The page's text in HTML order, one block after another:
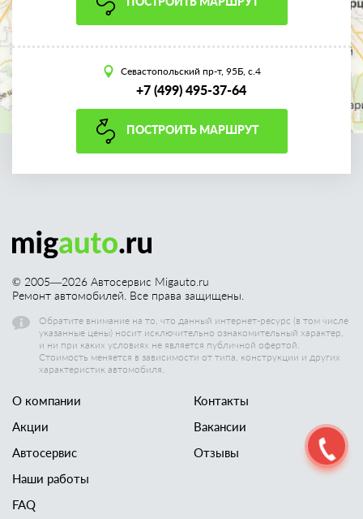
Севастопольский пр-т, 95Б, с.4
+7 (499) 495-37-64
ПОСТРОИТЬ МАРШРУТ
© 2005—2026 Автосервис Migauto.ru
Ремонт автомобилей. Все права защищены.
Обратите внимание на то, что данный интернет-ресурс (в том числе
указанные цены) носит исключительно ознакомительный характер,
и ни при каких условиях не является публичной офертой.
Стоимость меняется в зависимости от типа, конструкции и других
характеристик автомобиля.
О компании
Акции
Автосервис
Наши работы
Контакты
Вакансии
Отзывы
FAQ